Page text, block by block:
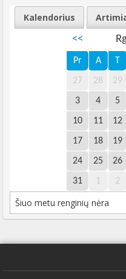
Kalendorius
<<
Pr A T
27 28 29
3 4 5
10 11 12
17 18 19
24 25 26
31 1 2
Šiuo metu renginių nėra